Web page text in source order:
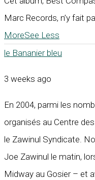
Marc Records, n’y fait
MoreSee Less
le Bananier bleu
3 weeks ago
En 2004, parmi les
organisés au Centre
le Zawinul Syndicate.
Joe Zawinul le matin,
Midway au Gosier – et